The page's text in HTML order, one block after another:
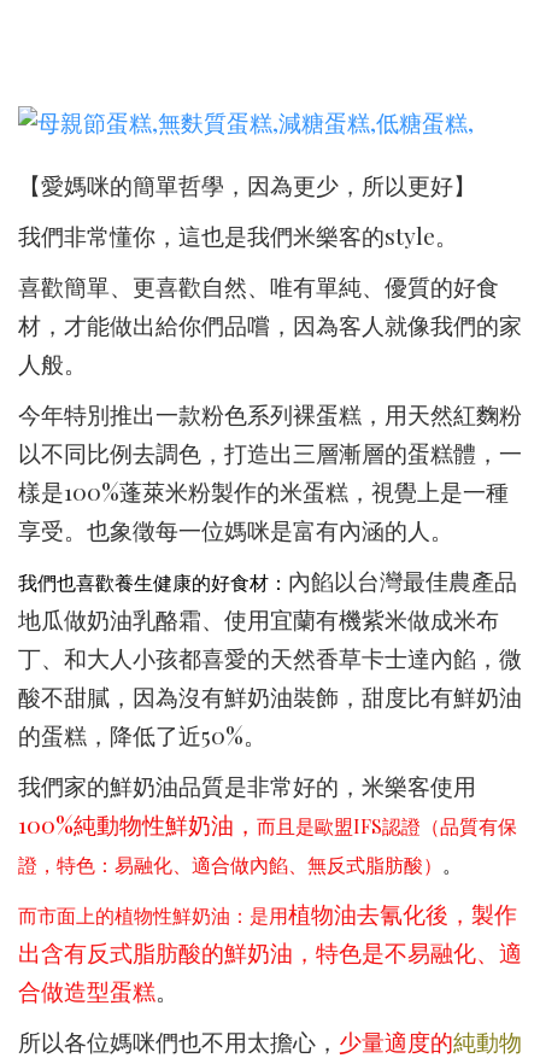
【愛媽咪的簡單哲學，因為更少，所以更好】
我們非常懂你，這也是我們米樂客的style。
喜歡簡單、更喜歡自然、唯有單純、優質的好食
材，才能做出給你們品嚐，因為客人就像我們的家
人般。
今年特別推出一款粉色系列裸蛋糕，用天然紅麴粉
以不同比例去調色，打造出三層漸層的蛋糕體，一
樣是100%蓬萊米粉製作的米蛋糕，視覺上是一種
享受。也象徵每一位媽咪是富有內涵的人。
我們也喜歡養生健康的好食材： 內餡以台灣最佳農產品
地瓜做奶油乳酪霜、使用宜蘭有機紫米做成米布
丁、和大人小孩都喜愛的天然香草卡士達內餡，微
酸不甜膩，因為沒有鮮奶油裝飾，甜度比有鮮奶油
的蛋糕，降低了近50%。
我們家的鮮奶油品質是非常好的，米樂客使用
100%純動物性鮮奶油， 而且是歐盟IFS認證（品質有保
證，特色：易融化、適合做內餡、無反式脂肪酸） 。
而市面上的植物性鮮奶油：是用植物油去氰化後，製作
出含有反式脂肪酸的鮮奶油，特色是不易融化、適
合做造型蛋糕。
所以各位媽咪們也不用太擔心， 少量適度的純動物